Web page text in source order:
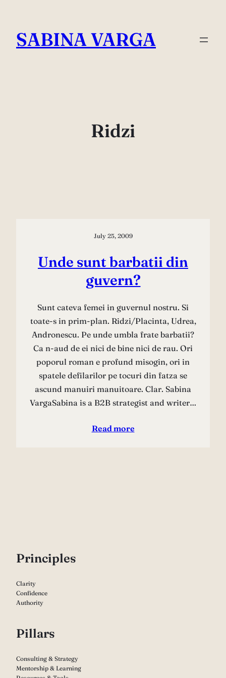
content
SABINA VARGA
Ridzi
July 25, 2009
Unde sunt barbatii din
guvern?
Sunt cateva femei in guvernul nostru. Si
toate-s in prim-plan. Ridzi/Placinta, Udrea,
Andronescu. Pe unde umbla frate barbatii?
Ca n-aud de ei nici de bine nici de rau. Ori
poporul roman e profund misogin, ori in
spatele defilarilor pe tocuri din fatza se
ascund manuiri manuitoare. Clar. Sabina
VargaSabina is a B2B strategist and writer…
Read more
Principles
Clarity
Confidence
Authority
Pillars
Consulting & Strategy
Mentorship & Learning